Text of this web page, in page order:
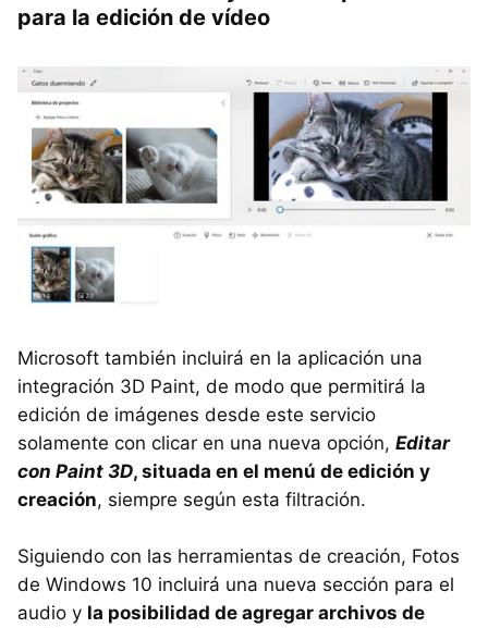
para la edición de vídeo
Microsoft también incluirá en la aplicación una
integración 3D Paint, de modo que permitirá la
edición de imágenes desde este servicio
solamente con clicar en una nueva opción, Editar
con Paint 3D, situada en el menú de edición y
creación, siempre según esta filtración.
Siguiendo con las herramientas de creación, Fotos
de Windows 10 incluirá una nueva sección para el
audio y la posibilidad de agregar archivos de